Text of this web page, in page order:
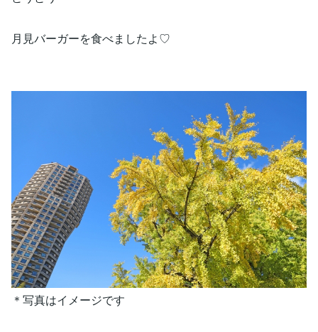
月見バーガーを食べましたよ♡
＊写真はイメージです